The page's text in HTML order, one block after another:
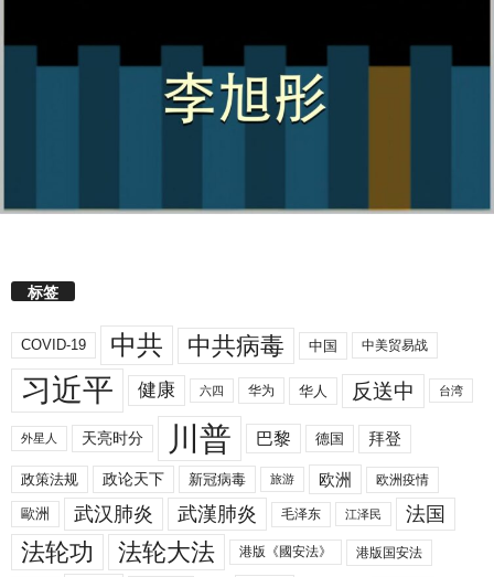
标签
COVID-19 中共 中共病毒 中国 中美贸易战
习近平 健康 六四 华为 华人 反送中 台湾
外星人 天亮时分 川普 巴黎 德国 拜登
政策法规 政论天下 新冠病毒 旅游 欧洲 欧洲疫情
歐洲 武汉肺炎 武漢肺炎 毛泽东 江泽民 法国
法轮功 法轮大法 港版《國安法》 港版国安法